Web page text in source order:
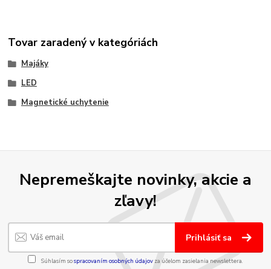
Tovar zaradený v kategóriách
Majáky
LED
Magnetické uchytenie
Nepremeškajte novinky, akcie a
zľavy!
Prihlásiť sa
Súhlasím sospracovaním osobných údajov za účelom zasielania newslettera.